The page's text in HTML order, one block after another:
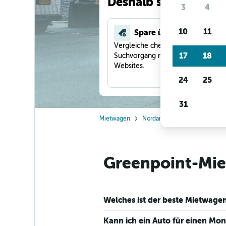
Spare über 40 %
Vergleiche checkfelix in einem
Suchvorgang mit anderen Reise-
Websites.
Mietwagen Nordamerika
Greenpoint-
Welches ist der beste
Kann ich ein Auto für einen
3 4
10 11
17 18
24 25
31